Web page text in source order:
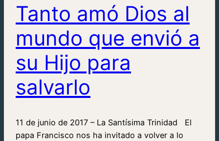
Tanto amó Dios al
mundo que envió a
su Hijo para
salvarlo
11 de junio de 2017 – La Santísima Trinidad El
papa Francisco nos ha invitado a volver a lo